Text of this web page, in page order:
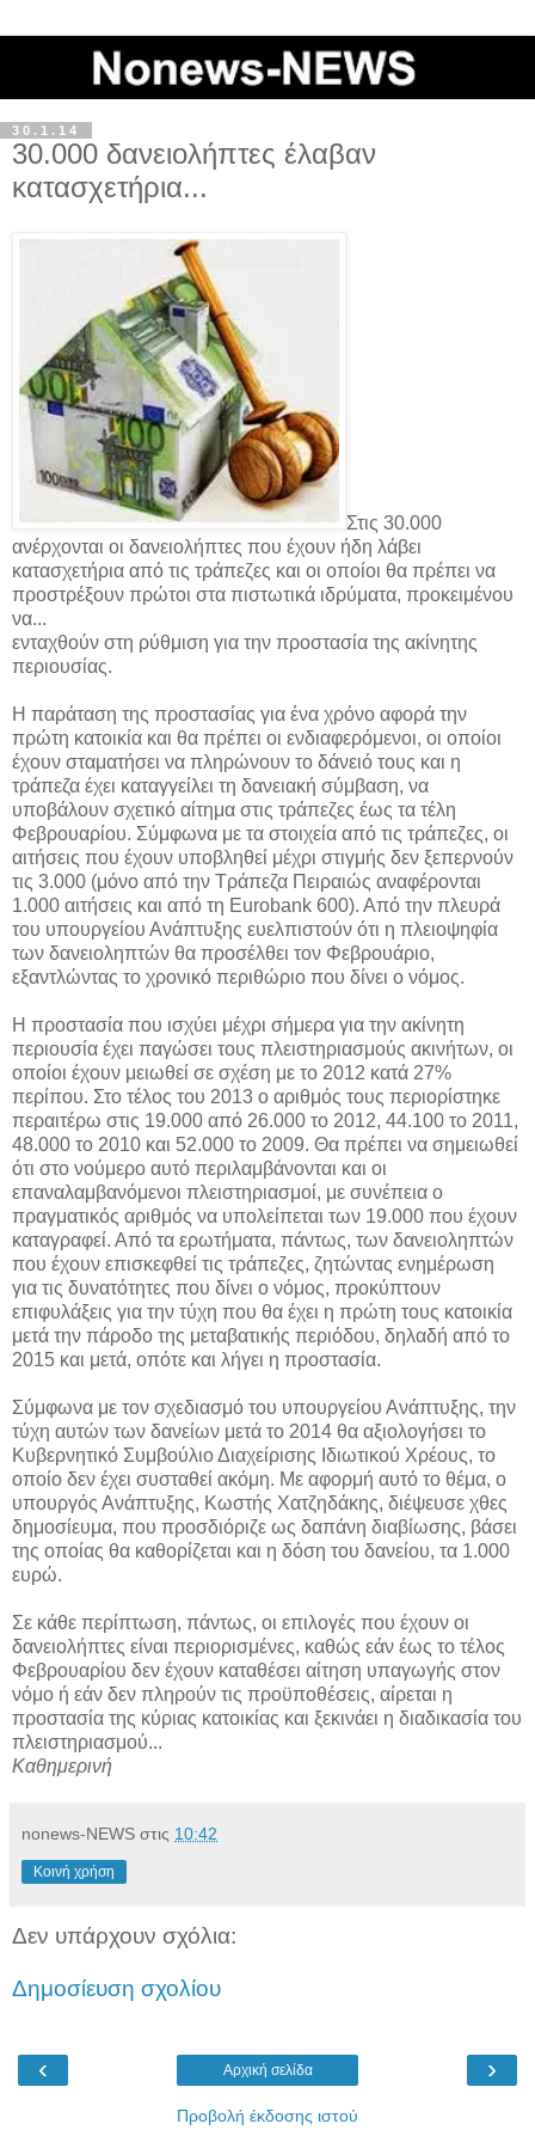
30.1.14
30.000 δανειολήπτες έλαβαν
κατασχετήρια...
Στις 30.000
ανέρχονται οι δανειολήπτες που έχουν ήδη λάβει
κατασχετήρια από τις τράπεζες και οι οποίοι θα πρέπει να
προστρέξουν πρώτοι στα πιστωτικά ιδρύματα, προκειμένου
να...
ενταχθούν στη ρύθμιση για την προστασία της ακίνητης
περιουσίας.
Η παράταση της προστασίας για ένα χρόνο αφορά την
πρώτη κατοικία και θα πρέπει οι ενδιαφερόμενοι, οι οποίοι
έχουν σταματήσει να πληρώνουν το δάνειό τους και η
τράπεζα έχει καταγγείλει τη δανειακή σύμβαση, να
υποβάλουν σχετικό αίτημα στις τράπεζες έως τα τέλη
Φεβρουαρίου. Σύμφωνα με τα στοιχεία από τις τράπεζες, οι
αιτήσεις που έχουν υποβληθεί μέχρι στιγμής δεν ξεπερνούν
τις 3.000 (μόνο από την Τράπεζα Πειραιώς αναφέρονται
1.000 αιτήσεις και από τη Eurobank 600). Από την πλευρά
του υπουργείου Ανάπτυξης ευελπιστούν ότι η πλειοψηφία
των δανειοληπτών θα προσέλθει τον Φεβρουάριο,
εξαντλώντας το χρονικό περιθώριο που δίνει ο νόμος.
Η προστασία που ισχύει μέχρι σήμερα για την ακίνητη
περιουσία έχει παγώσει τους πλειστηριασμούς ακινήτων, οι
οποίοι έχουν μειωθεί σε σχέση με το 2012 κατά 27%
περίπου. Στο τέλος του 2013 ο αριθμός τους περιορίστηκε
περαιτέρω στις 19.000 από 26.000 το 2012, 44.100 το 2011,
48.000 το 2010 και 52.000 το 2009. Θα πρέπει να σημειωθεί
ότι στο νούμερο αυτό περιλαμβάνονται και οι
επαναλαμβανόμενοι πλειστηριασμοί, με συνέπεια ο
πραγματικός αριθμός να υπολείπεται των 19.000 που έχουν
καταγραφεί. Από τα ερωτήματα, πάντως, των δανειοληπτών
που έχουν επισκεφθεί τις τράπεζες, ζητώντας ενημέρωση
για τις δυνατότητες που δίνει ο νόμος, προκύπτουν
επιφυλάξεις για την τύχη που θα έχει η πρώτη τους κατοικία
μετά την πάροδο της μεταβατικής περιόδου, δηλαδή από το
2015 και μετά, οπότε και λήγει η προστασία.
Σύμφωνα με τον σχεδιασμό του υπουργείου Ανάπτυξης, την
τύχη αυτών των δανείων μετά το 2014 θα αξιολογήσει το
Κυβερνητικό Συμβούλιο Διαχείρισης Ιδιωτικού Χρέους, το
οποίο δεν έχει συσταθεί ακόμη. Με αφορμή αυτό το θέμα, ο
υπουργός Ανάπτυξης, Κωστής Χατζηδάκης, διέψευσε χθες
δημοσίευμα, που προσδιόριζε ως δαπάνη διαβίωσης, βάσει
της οποίας θα καθορίζεται και η δόση του δανείου, τα 1.000
ευρώ.
Σε κάθε περίπτωση, πάντως, οι επιλογές που έχουν οι
δανειολήπτες είναι περιορισμένες, καθώς εάν έως το τέλος
Φεβρουαρίου δεν έχουν καταθέσει αίτηση υπαγωγής στον
νόμο ή εάν δεν πληρούν τις προϋποθέσεις, αίρεται η
προστασία της κύριας κατοικίας και ξεκινάει η διαδικασία του
πλειστηριασμού...
Καθημερινή
nonews-NEWS στις 10:42
Κοινή χρήση
Δεν υπάρχουν σχόλια:
Δημοσίευση σχολίου
‹ ›
Αρχική σελίδα
Προβολή έκδοσης ιστού